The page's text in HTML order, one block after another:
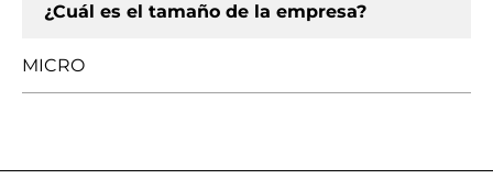
¿Cuál es el tamaño de la empresa?
MICRO